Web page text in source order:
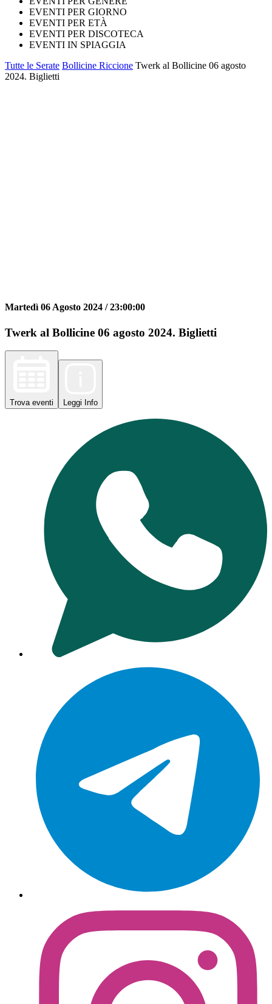
EVENTI PER GIORNO
EVENTI PER ETÀ
EVENTI PER DISCOTECA
EVENTI IN SPIAGGIA
Tutte le Serate Bollicine Riccione Twerk al Bollicine 06 agosto
2024. Biglietti
Martedì 06 Agosto 2024 /23:00:00
Twerk al Bollicine 06 agosto 2024. Biglietti
Trova eventi Leggi Info